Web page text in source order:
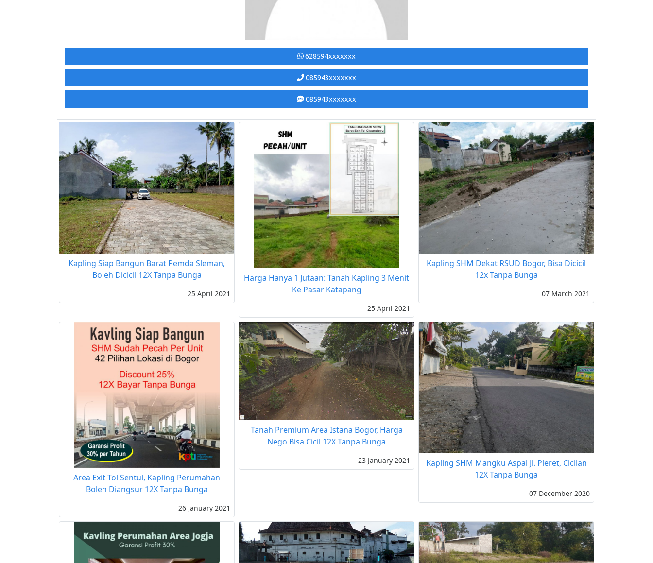
628594xxxxxxx
085943xxxxxxx
085943xxxxxxx
Kapling Siap Bangun Barat Pemda Sleman,
Boleh Dicicil 12X Tanpa Bunga
25 April 2021
Harga Hanya 1 Jutaan: Tanah Kapling 3 Menit
Ke Pasar Katapang
25 April 2021
Kapling SHM Dekat RSUD Bogor, Bisa Dicicil
12x Tanpa Bunga
07 March 2021
Area Exit Tol Sentul, Kapling Perumahan
Boleh Diangsur 12X Tanpa Bunga
26 January 2021
Tanah Premium Area Istana Bogor, Harga
Nego Bisa Cicil 12X Tanpa Bunga
23 January 2021
Kapling SHM Mangku Aspal Jl. Pleret, Cicilan
12X Tanpa Bunga
07 December 2020